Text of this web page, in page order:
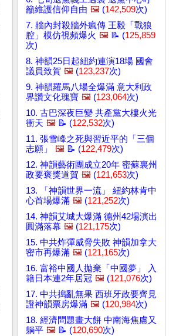
籲維護信仰自由 🖼️ (142,509次)
7. 牆內封殺牆外瘋傳 王毅「戰狼
腔」模仿視頻爆火 🖼️ 📝 (125,859
次)
8. 神韻25日起紐約連演18場 國會
議員致賀 🖼️ (123,237次)
9. 神韻羅馬八場全爆滿 意大利政
界讚文化瑰寶 🖼️ (123,064次)
10. 古巴深夜巨變 共產黨大樓火光
衝天 🖼️ 📝 (122,532次)
11. 張雪峰之死與習近平的「三個
志願」
🖼️ 📝 (122,479次)
12. 神韻藝術團成立20年 密蘇裏州
政要褒獎道賀 🖼️ (121,653次)
13. 「神韻世界一流」 紐約林肯中
心首場爆滿 🖼️ (121,252次)
14. 神韻艾城大爆滿 德州42場演出
圓滿落幕 🖼️ (121,175次)
15. 中共炸彈威脅失敗 神韻加拿大
密市再爆滿 🖼️ (121,165次)
16. 富裕中國人拋棄「中國夢」 入
籍日本連2年居冠 🖼️ (121,076次)
17. 中共搗亂無果 西班牙政要齊見
證神韻票房爆滿 🖼️ (120,984次)
18. 經濟問題畫大餅 中南海焦慮又
躺平 🖼️ 📝 (120,690次)